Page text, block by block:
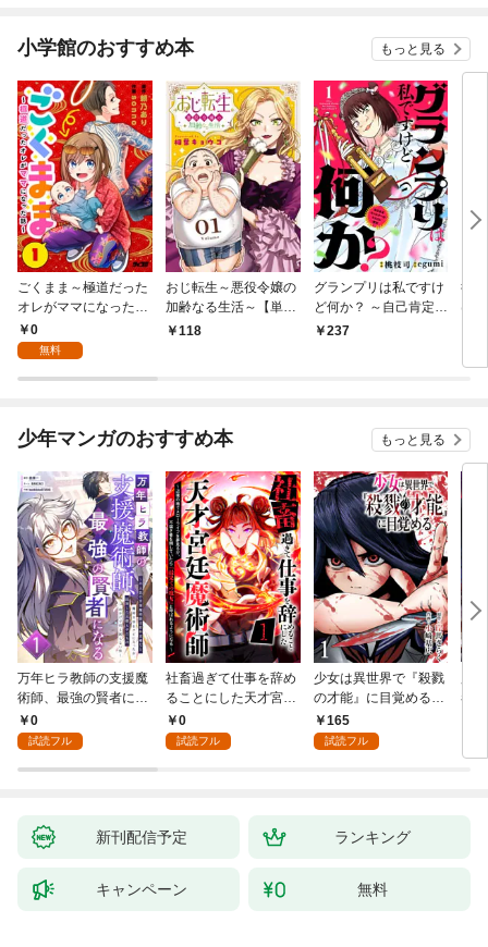
小学館のおすすめ本 もっと見る
ごくまま～極道だった
オレがママになった話
～【単話】（１）
0
無料
おじ転生～悪役令嬢の
加齢なる生活～【単
話】（１）
118
グランプリは私ですけ
ど何か？ ～自己肯定モ
ンスターのミスコン無
237
後
は
少年マンガのおすすめ本 もっと見る
万年ヒラ教師の支援魔
術師、最強の賢者にな
る～不人気の支援魔術
師は給料泥棒だと魔術
が、出世した元教え子
0
試読フル
社畜過ぎて仕事を辞め
ることにした天才宮廷
魔術師～辺境の地でス
ローライフを夢見る
0
試読フル
少女は異世界で『殺戮
の才能』に目覚める
(話売り) #1
165
試読フル
者
新刊配信予定 ランキング
キャンペーン 無料